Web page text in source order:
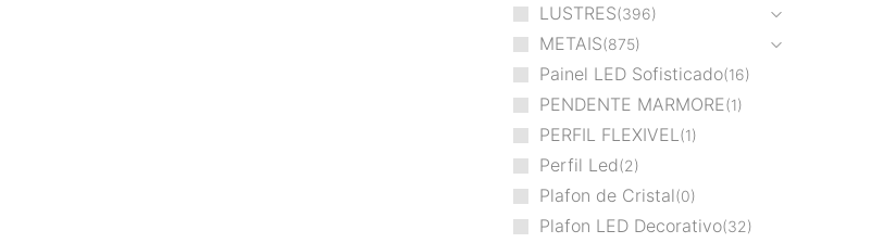
LUSTRES 396
METAIS 875
Painel LED Sofisticado 16
PENDENTE MARMORE 1
PERFIL FLEXIVEL 1
Perfil Led 2
Plafon de Cristal 0
Plafon LED Decorativo 32